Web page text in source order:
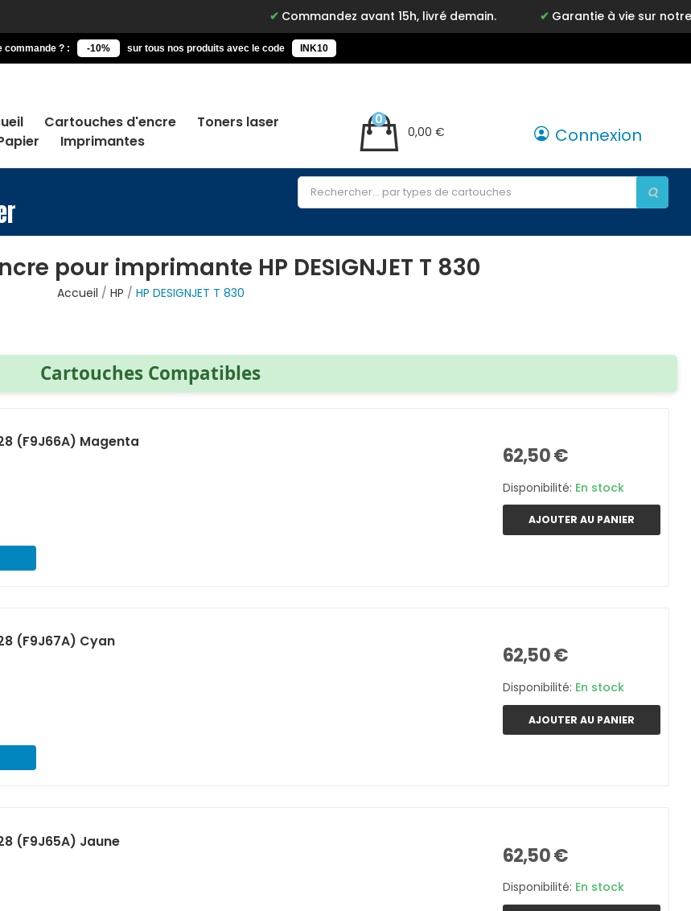
Commandez avant 15h, livré demain. Garantie à vie sur notre marque
commande ? : -10% sur tous nos produits avec le code INK10
Cartouches d'encre
Toners laser
Imprimantes
0,00 €
0
Connexion
pour imprimante HP DESIGNJET T 830
Accueil HP
HP DESIGNJET T 830
Cartouches Compatibles
(F9J66A) Magenta
62,50 €
Disponibilité: En stock
AJOUTER AU PANIER
(F9J67A) Cyan
62,50 €
Disponibilité: En stock
AJOUTER AU PANIER
(F9J65A) Jaune
62,50 €
Disponibilité: En stock